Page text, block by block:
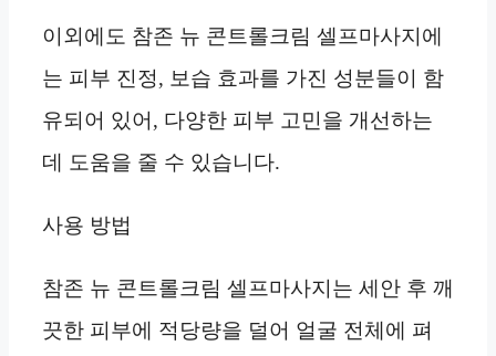
이외에도 참존 뉴 콘트롤크림 셀프마사지에
는 피부 진정, 보습 효과를 가진 성분들이 함
유되어 있어, 다양한 피부 고민을 개선하는
데 도움을 줄 수 있습니다.
사용 방법
참존 뉴 콘트롤크림 셀프마사지는 세안 후 깨
끗한 피부에 적당량을 덜어 얼굴 전체에 펴